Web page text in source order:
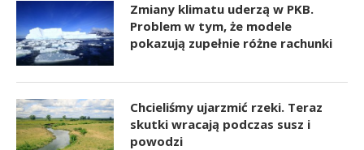
Zmiany klimatu uderzą w PKB.
Problem w tym, że modele
pokazują zupełnie różne rachunki
Chcieliśmy ujarzmić rzeki. Teraz
skutki wracają podczas susz i
powodzi